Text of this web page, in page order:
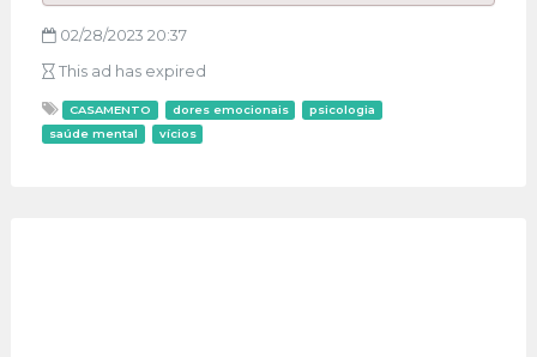
02/28/2023 20:37
This ad has expired
CASAMENTO dores emocionais
psicologia
saúde mental
vícios